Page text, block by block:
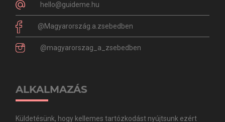
hello@guideme.hu
@Magyarország.a.zsebedben
@magyarorszag_a_zsebedben
ALKALMAZÁS
Küldetésünk, hogy kellemes tartózkodást nyújtsunk ezért